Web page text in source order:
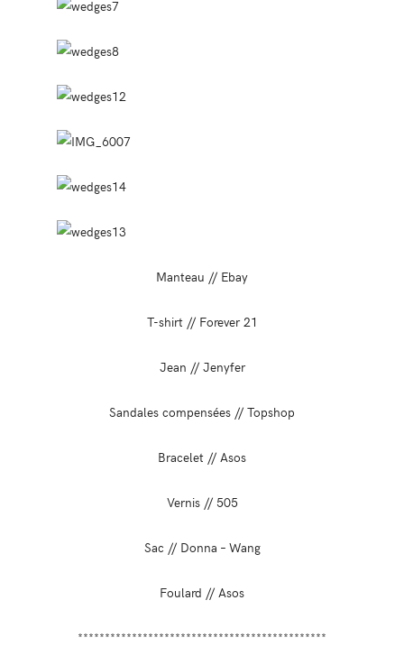
Manteau // Ebay
T-shirt // Forever 21
Jean // Jenyfer
Sandales compensées // Topshop
Bracelet // Asos
Vernis // 505
Sac // Donna – Wang
Foulard // Asos
**********************************************